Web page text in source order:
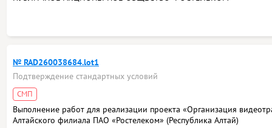
№ RAD260038684.lot1
Подтверждение стандартных условий
СМП
Выполнение работ для реализации проекта «Организация
Алтайского филиала ПАО «Ростелеком» (Республика Алтай)